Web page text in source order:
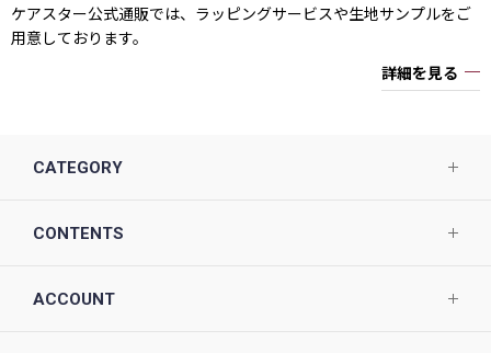
ケアスター公式通販では、ラッピングサービスや生地サンプルをご
用意しております。
詳細を見る
CATEGORY
CONTENTS
ACCOUNT